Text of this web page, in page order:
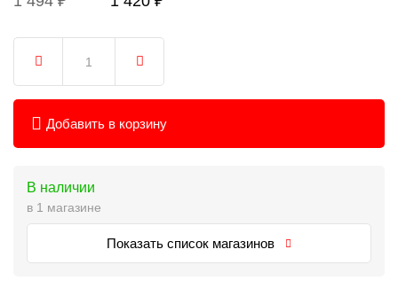
Добавить в корзину
В наличии
в 1 магазине
Показать список магазинов